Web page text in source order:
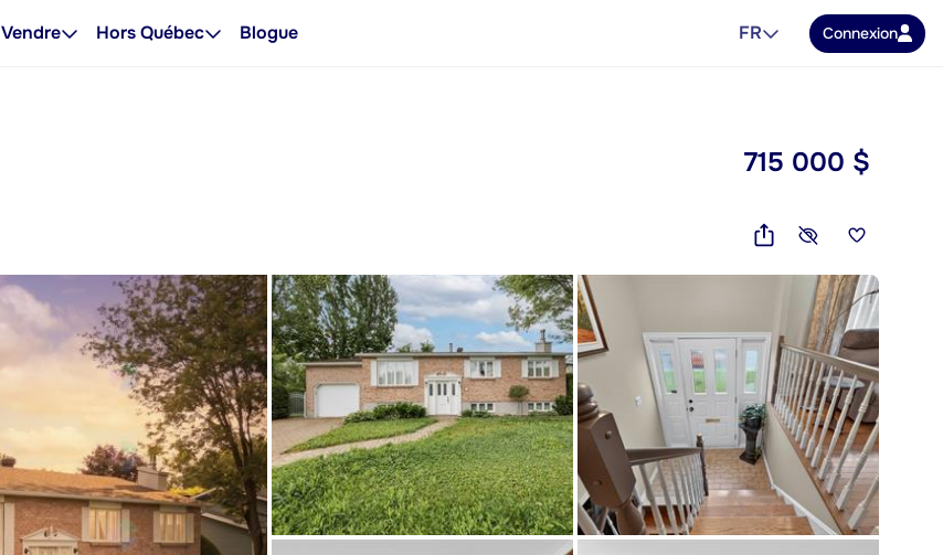
Vendre Hors Québec Blogue FR Connexion
715 000 $